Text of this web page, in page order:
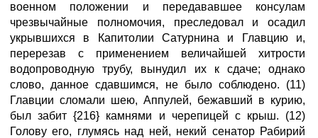
военном положении и передававшее консулам
чрезвычайные полномочия, преследовал и осадил
укрывшихся в Капитолии Сатурнина и Главцию и,
перерезав с применением величайшей хитрости
водопроводную трубу, вынудил их к сдаче; однако
слово, данное сдавшимся, не было соблюдено. (11)
Главции сломали шею, Аппулей, бежавший в курию,
был забит {216} камнями и черепицей с крыш. (12)
Голову его, глумясь над ней, некий сенатор Рабирий